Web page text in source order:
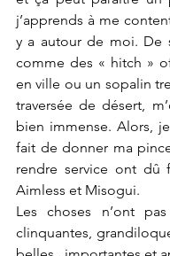
j’apprends à me
y a autour de moi. De
comme des « hitch »
en ville ou un sopalin
traversée de désert,
bien immense. Alors,
fait de donner ma
rendre service ont dû
Aimless et Misogui.
Les choses n’ont
clinquantes,